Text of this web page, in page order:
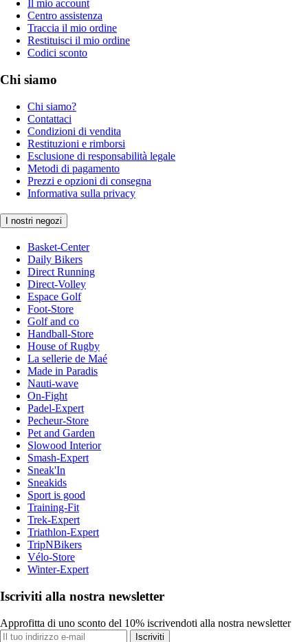
Il mio account
Centro assistenza
Traccia il mio ordine
Restituisci il mio ordine
Codici sconto
Chi siamo
Chi siamo?
Contattaci
Condizioni di vendita
Restituzioni e rimborsi
Esclusione di responsabilità legale
Metodi di pagamento
Prezzi e opzioni di consegna
Informativa sulla privacy
I nostri negozi
Basket-Center
Daily Bikers
Direct Running
Direct-Volley
Espace Golf
Foot-Store
Golf and co
Handball-Store
House of Rugby
La sellerie de Maé
Made in Paradis
Nauti-wave
On-Fight
Padel-Expert
Pecheur-Store
Pet and Garden
Slowood Interior
Smash-Expert
Sneak'In
Sneakids
Sport is good
Training-Fit
Trek-Expert
Triathlon-Expert
TripNBikers
Vélo-Store
Winter-Expert
Iscriviti alla nostra newsletter
Approfitta di uno sconto del 10% iscrivendoti alla nostra newsletter
Iscriviti